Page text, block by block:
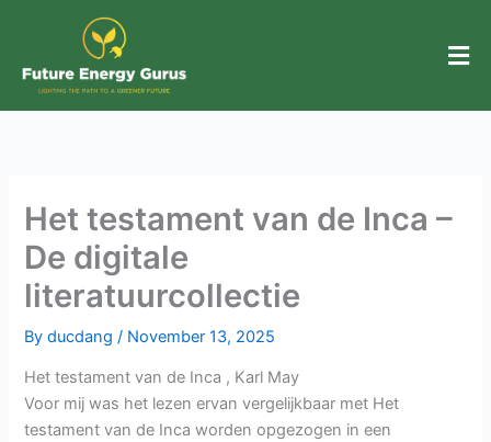
content
Het testament van de Inca –
De digitale
literatuurcollectie
Byducdang / November 13, 2025
Het testament van de Inca , Karl May
Voor mij was het lezen ervan vergelijkbaar met Het
testament van de Inca worden opgezogen in een